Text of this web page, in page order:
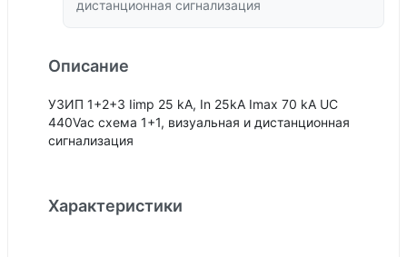
дистанционная сигнализация
Описание
УЗИП 1+2+3 Iimp 25 kA, In 25kA Imax 70 kA UC
440Vac схема 1+1, визуальная и дистанционная
сигнализация
Характеристики